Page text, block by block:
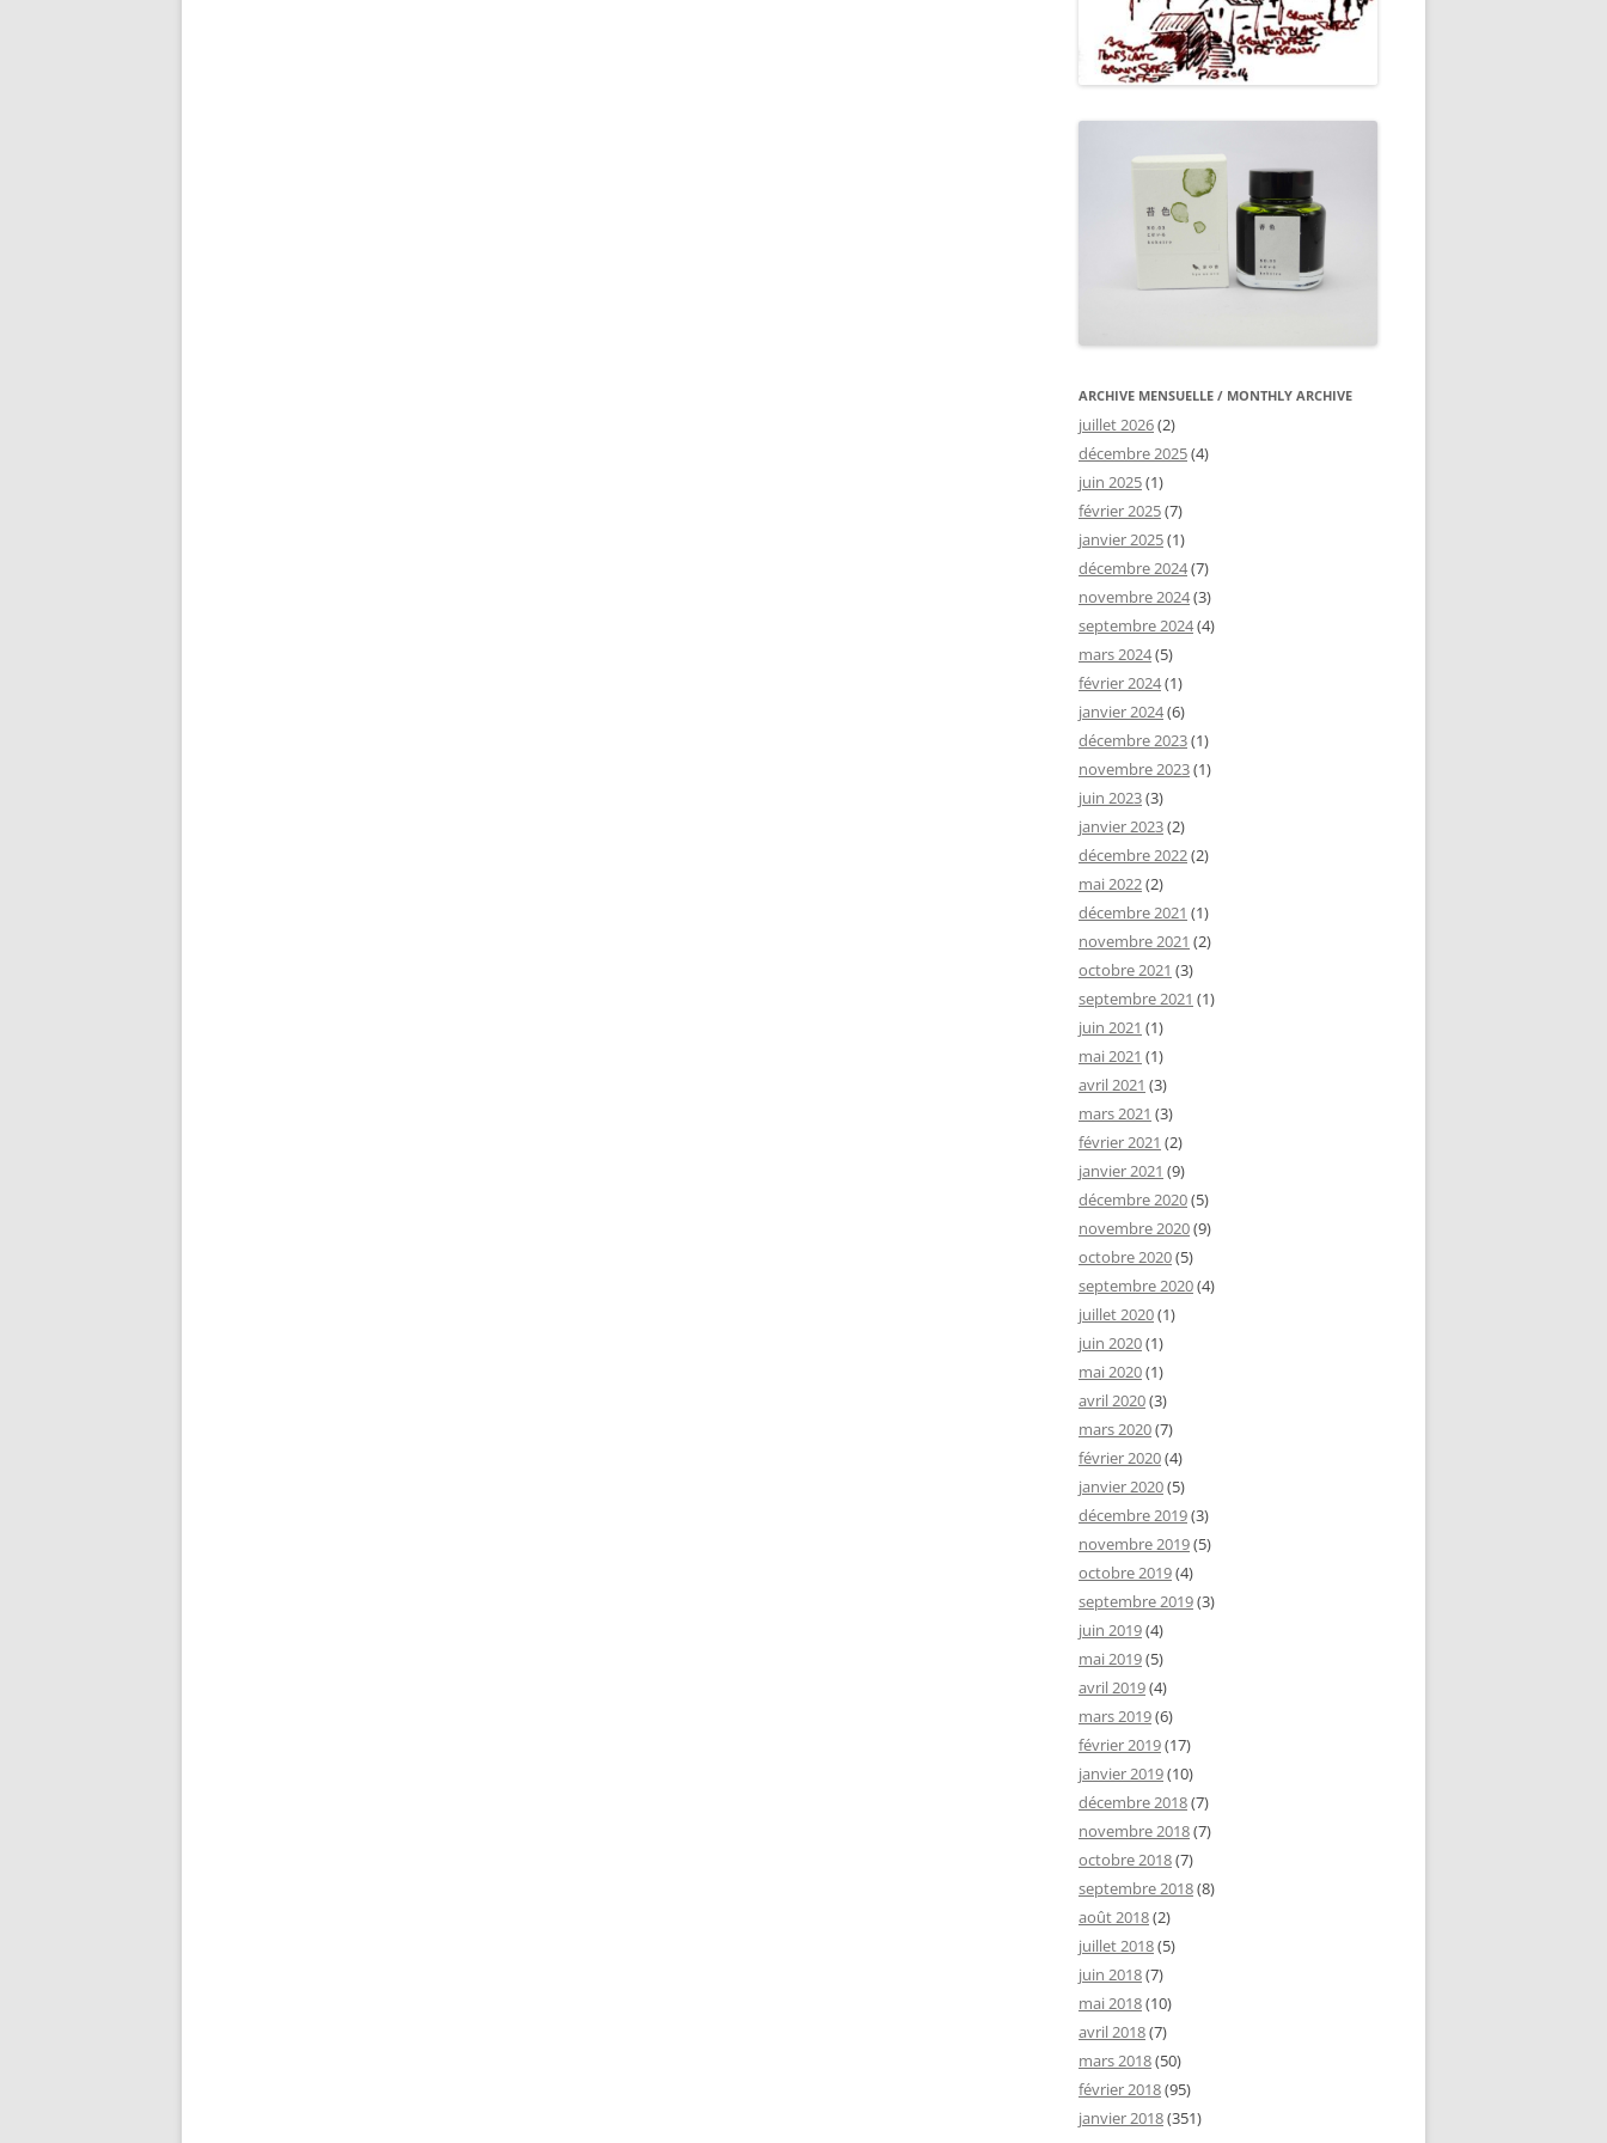
ARCHIVE MENSUELLE / MONTHLY ARCHIVE
juillet 2026(2)
décembre 2025(4)
juin 2025(1)
février 2025(7)
janvier 2025(1)
décembre 2024(7)
novembre 2024(3)
septembre 2024(4)
mars 2024(5)
février 2024(1)
janvier 2024(6)
décembre 2023(1)
novembre 2023(1)
juin 2023(3)
janvier 2023(2)
décembre 2022(2)
mai 2022(2)
décembre 2021 (1)
novembre 2021 (2)
octobre 2021 (3)
septembre 2021 (1)
juin 2021 (1)
mai 2021 (1)
avril 2021 (3)
mars 2021 (3)
février 2021 (2)
janvier 2021 (9)
décembre 2020(5)
novembre 2020(9)
octobre 2020(5)
septembre 2020(4)
juillet 2020(1)
juin 2020(1)
mai 2020(1)
avril 2020(3)
mars 2020(7)
février 2020(4)
janvier 2020(5)
décembre 2019(3)
novembre 2019(5)
octobre 2019(4)
septembre 2019(3)
juin 2019(4)
mai 2019(5)
avril 2019(4)
mars 2019(6)
février 2019(17)
janvier 2019(10)
décembre 2018(7)
novembre 2018(7)
octobre 2018(7)
septembre 2018(8)
août 2018(2)
juillet 2018(5)
juin 2018(7)
mai 2018(10)
avril 2018(7)
mars 2018(50)
février 2018(95)
janvier 2018(351)